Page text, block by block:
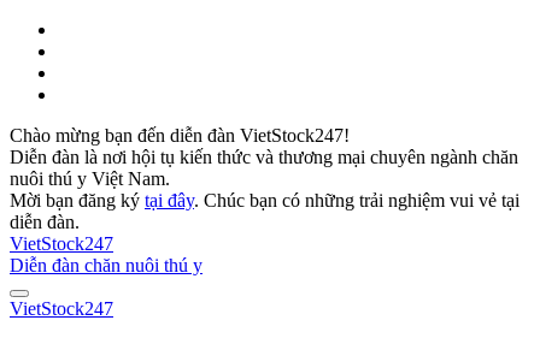
Chào mừng bạn đến diễn đàn VietStock247!
Diễn đàn là nơi hội tụ kiến thức và thương mại chuyên ngành chăn
nuôi thú y Việt Nam.
Mời bạn đăng ký tại đây. Chúc bạn có những trải nghiệm vui vẻ tại
diễn đàn.
VietStock247
Diễn đàn chăn nuôi thú y
VietStock247